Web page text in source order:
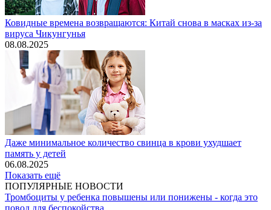
Ковидные времена возвращаются: Китай снова в масках из-за
вируса Чикунгунья
08.08.2025
Даже минимальное количество свинца в крови ухудшает
память у детей
06.08.2025
Показать ещё
ПОПУЛЯРНЫЕ НОВОСТИ
Тромбоциты у ребенка повышены или понижены - когда это
повод для беспокойства